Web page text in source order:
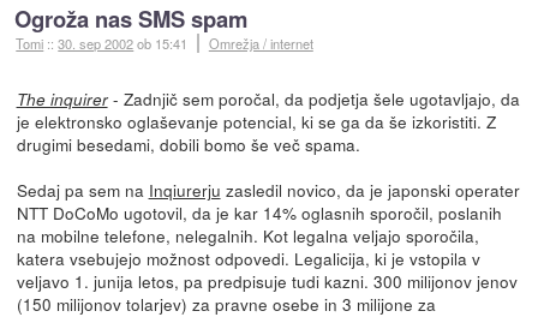
Ogroža nas SMS spam
Tomi ::30. sep 2002ob 15:41 Omrežja / internet
The inquirer- Zadnjič sem poročal, da podjetja šele ugotavljajo, da
je elektronsko oglaševanje potencial, ki se ga da še izkoristiti. Z
drugimi besedami, dobili bomo še več spama.
Sedaj pa sem na Inqiurerju zasledil novico, da je japonski operater
NTT DoCoMo ugotovil, da je kar 14% oglasnih sporočil, poslanih
na mobilne telefone, nelegalnih. Kot legalna veljajo sporočila,
katera vsebujejo možnost odpovedi. Legalicija, ki je vstopila v
veljavo 1. junija letos, pa predpisuje tudi kazni. 300 milijonov jenov
(150 milijonov tolarjev) za pravne osebe in 3 milijone za